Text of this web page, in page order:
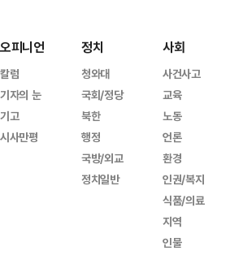
오피니언
칼럼
기자의 눈
기고
시사만평
정치
청와대
국회/정당
북한
행정
국방/외교
정치일반
사회
사건사고
교육
노동
언론
환경
인권/복지
식품/의료
지역
인물